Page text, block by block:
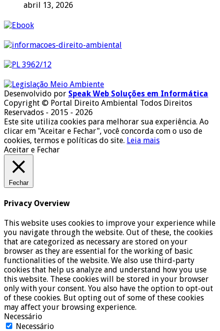
abril 13, 2026
Desenvolvido por Speak Web Soluções em Informática
Copyright © Portal Direito Ambiental Todos Direitos
Reservados - 2015 - 2026
Este site utiliza cookies para melhorar sua experiência. Ao
clicar em "Aceitar e Fechar", você concorda com o uso de
cookies, termos e políticas do site. Leia mais
Aceitar e Fechar
Fechar
Privacy Overview
This website uses cookies to improve your experience while
you navigate through the website. Out of these, the cookies
that are categorized as necessary are stored on your
browser as they are essential for the working of basic
functionalities of the website. We also use third-party
cookies that help us analyze and understand how you use
this website. These cookies will be stored in your browser
only with your consent. You also have the option to opt-out
of these cookies. But opting out of some of these cookies
may affect your browsing experience.
Necessário
Necessário